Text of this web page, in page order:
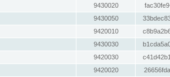
9430020
9430050
9420010
9430030
9420030
9420020